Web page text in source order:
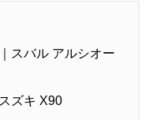
スバル アルシオー
ズキ X90